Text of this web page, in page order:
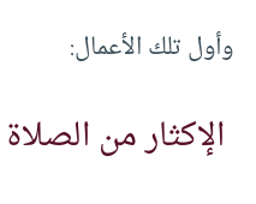
وأول تلك الأعمال:
الإكثار من الصلاة